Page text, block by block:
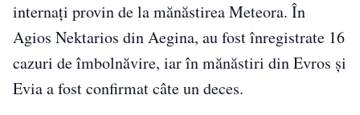
internaţi provin de la mănăstirea Meteora. În
Agios Nektarios din Aegina, au fost înregistrate 16
cazuri de îmbolnăvire, iar în mănăstiri din Evros şi
Evia a fost confirmat câte un deces.